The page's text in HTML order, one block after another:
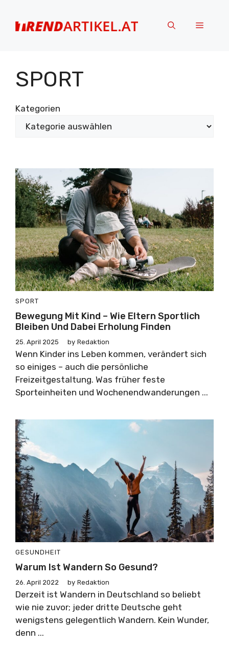
springen
Menü
SPORT
Kategorien
SPORT
Bewegung Mit Kind – Wie Eltern Sportlich
Bleiben Und Dabei Erholung Finden
25. April 2025 by Redaktion
Wenn Kinder ins Leben kommen, verändert sich
so einiges – auch die persönliche
Freizeitgestaltung. Was früher feste
Sporteinheiten und Wochenendwanderungen ...
GESUNDHEIT
Warum Ist Wandern So Gesund?
26. April 2022 by Redaktion
Derzeit ist Wandern in Deutschland so beliebt
wie nie zuvor; jeder dritte Deutsche geht
wenigstens gelegentlich Wandern. Kein Wunder,
denn ...